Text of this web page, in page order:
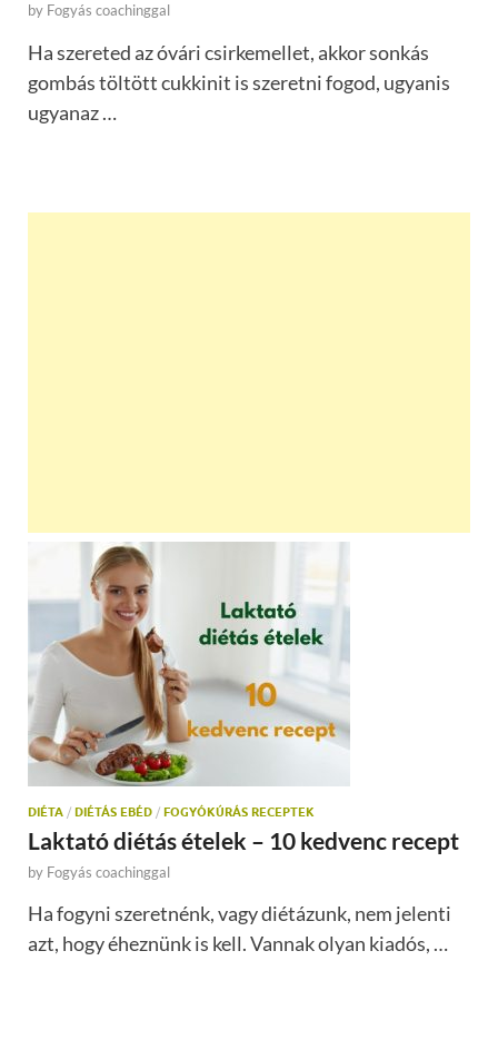
by Fogyás coachinggal
Ha szereted az óvári csirkemellet, akkor sonkás
gombás töltött cukkinit is szeretni fogod, ugyanis
ugyanaz …
DIÉTA / DIÉTÁS EBÉD / FOGYÓKÚRÁS RECEPTEK
Laktató diétás ételek – 10 kedvenc recept
by Fogyás coachinggal
Ha fogyni szeretnénk, vagy diétázunk, nem jelenti
azt, hogy éheznünk is kell. Vannak olyan kiadós, …